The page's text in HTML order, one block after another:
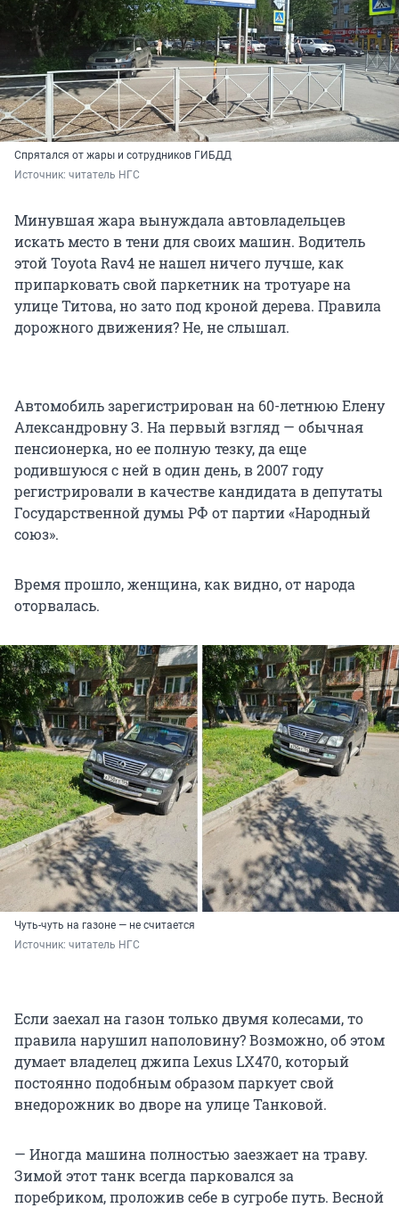
Спрятался от жары и сотрудников ГИБДД
Источник: читатель НГС
Минувшая жара вынуждала автовладельцев
искать место в тени для своих машин. Водитель
этой Toyota Rav4 не нашел ничего лучше, как
припарковать свой паркетник на тротуаре на
улице Титова, но зато под кроной дерева. Правила
дорожного движения? Не, не слышал.
Автомобиль зарегистрирован на 60-летнюю Елену
Александровну З. На первый взгляд — обычная
пенсионерка, но ее полную тезку, да еще
родившуюся с ней в один день, в 2007 году
регистрировали в качестве кандидата в депутаты
Государственной думы РФ от партии «Народный
союз».
Время прошло, женщина, как видно, от народа
оторвалась.
Чуть-чуть на газоне — не считается
Источник: читатель НГС
Если заехал на газон только двумя колесами, то
правила нарушил наполовину? Возможно, об этом
думает владелец джипа Lexus LX470, который
постоянно подобным образом паркует свой
внедорожник во дворе на улице Танковой.
— Иногда машина полностью заезжает на траву.
Зимой этот танк всегда парковался за
поребриком, проложив себе в сугробе путь. Весной